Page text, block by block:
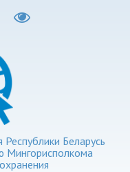
Беларусь
Мингорисполкома